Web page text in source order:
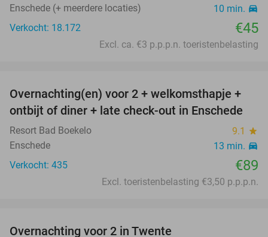
Enschede (+ meerdere locaties)
10 min. directions_car
Verkocht: 18.172 €45
Excl. ca. €3 p.p.p.n. toeristenbelasting
Overnachting(en) voor 2 + welkomsthapje +
ontbijt of diner + late check-out in Enschede
Resort Bad Boekelo 9.1 star
Enschede 13 min. directions_car
Verkocht: 435 €89
Excl. toeristenbelasting €3,50 p.p.p.n.
Overnachting voor 2 in Twente